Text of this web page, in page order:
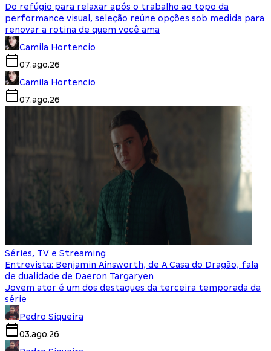
Do refúgio para relaxar após o trabalho ao topo da
performance visual, seleção reúne opções sob medida para
renovar a rotina de quem você ama
Camila Hortencio
07.ago.26
Camila Hortencio
07.ago.26
Séries, TV e Streaming
Entrevista: Benjamin Ainsworth, de A Casa do Dragão, fala
de dualidade de Daeron Targaryen
Jovem ator é um dos destaques da terceira temporada da
série
Pedro Siqueira
03.ago.26